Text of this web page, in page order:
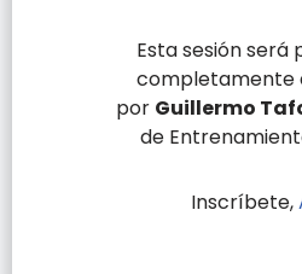
Esta sesión será
completamente
por Guillermo
de
Inscríbete,